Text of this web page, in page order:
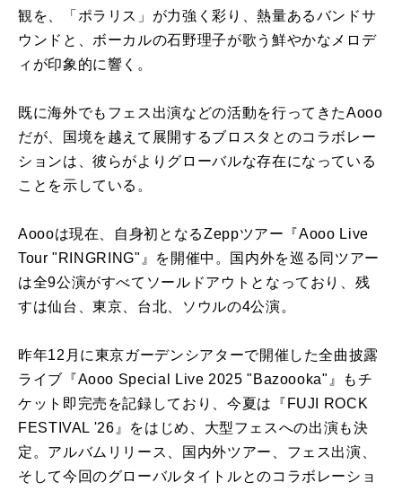
観を、「ポラリス」が力強く彩り、熱量あるバンドサ
ウンドと、ボーカルの石野理子が歌う鮮やかなメロデ
ィが印象的に響く。
既に海外でもフェス出演などの活動を行ってきたAooo
だが、国境を越えて展開するブロスタとのコラボレー
ションは、彼らがよりグローバルな存在になっている
ことを示している。
Aoooは現在、自身初となるZeppツアー『Aooo Live
Tour "RINGRING"』を開催中。国内外を巡る同ツアー
は全9公演がすべてソールドアウトとなっており、残
すは仙台、東京、台北、ソウルの4公演。
昨年12月に東京ガーデンシアターで開催した全曲披露
ライブ『Aooo Special Live 2025 "Bazoooka"』もチ
ケット即完売を記録しており、今夏は『FUJI ROCK
FESTIVAL '26』をはじめ、大型フェスへの出演も決
定。アルバムリリース、国内外ツアー、フェス出演、
そして今回のグローバルタイトルとのコラボレーショ